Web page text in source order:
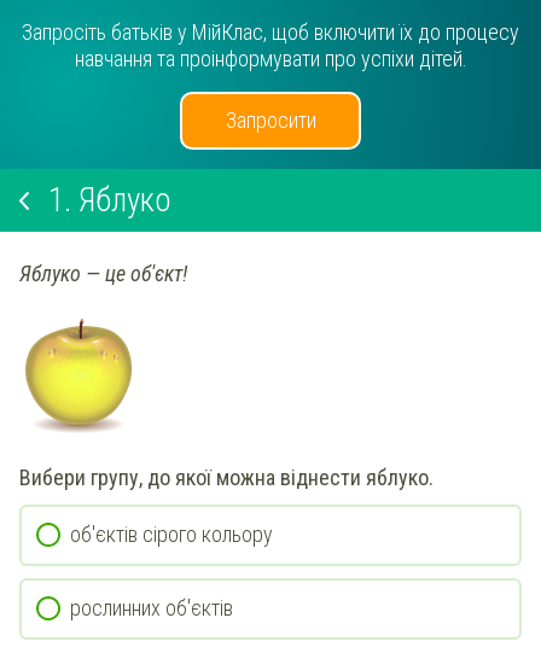
Запросіть батьків у МійКлас, щоб включити їх до процесу
навчання та проінформувати про успіхи дітей.
Запросити
1. Яблуко
Яблуко — це об'єкт!
Вибери групу, до якої можна віднести яблуко.
об'єктів сірого кольору
рослинних об'єктів